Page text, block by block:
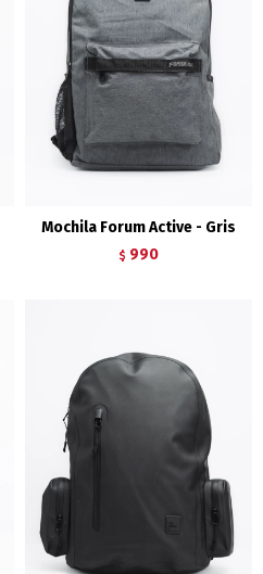
Mochila Forum Active - Gris
$ 990